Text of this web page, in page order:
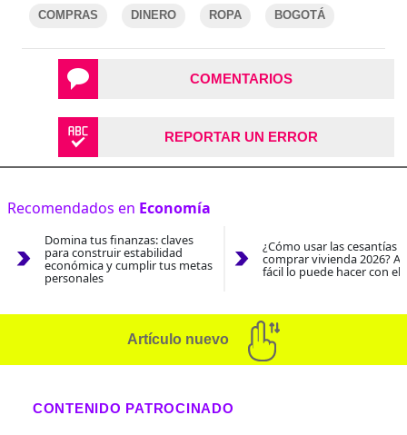
COMPRAS DINERO ROPA BOGOTÁ
COMENTARIOS
REPORTAR UN ERROR
Recomendados en Economía
Domina tus finanzas: claves
para construir estabilidad
económica y cumplir tus metas
personales
¿Cómo usar las cesantías
comprar vivienda 2026?
fácil lo puede hacer con el
Artículo nuevo
CONTENIDO PATROCINADO